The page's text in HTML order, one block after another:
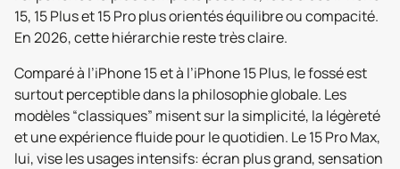
15, 15 Plus et 15 Pro plus orientés équilibre ou compacité.
En 2026, cette hiérarchie reste très claire.
Comparé à l’iPhone 15 et à l’iPhone 15 Plus, le fossé est
surtout perceptible dans la philosophie globale. Les
modèles “classiques” misent sur la simplicité, la légèreté
et une expérience fluide pour le quotidien. Le 15 Pro Max,
lui, vise les usages intensifs: écran plus grand, sensation